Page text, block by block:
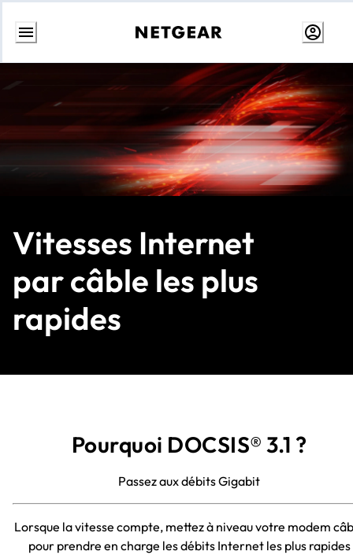
Aller
Vitesses Internet
par câble les plus
rapides
Pourquoi DOCSIS® 3.1 ?
Passez aux débits Gigabit
Lorsque la vitesse compte, mettez à niveau votre modem
pour prendre en charge les débits Internet les plus rapides